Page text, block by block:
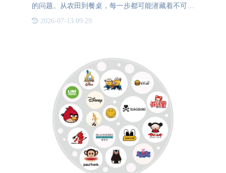
的问题。从农田到餐桌，每一步都可能潜藏着不可预
一个环节的责任？这不仅是消费者的疑问，更是整个
2026-07-13 09:29